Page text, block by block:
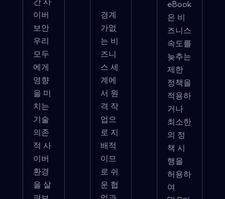
이버
보안
우리
모두
에게
영향
을 미
치는
기술
의존
적 사
이버
환경
을 살
경계
가없
는 비
즈니
스 세
계에
서 원
격 작
업으
로 지
배적
이므
로 쉬
운 협
eBook
은 비
즈니스
속도를
늦추는
제한
정책을
적용하
거나
최소한
의 정
책 시
행을
허용하
여